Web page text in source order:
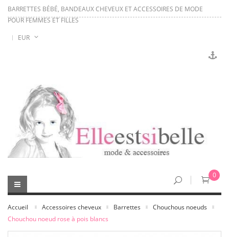
BARRETTES BÉBÉ, BANDEAUX CHEVEUX ET ACCESSOIRES DE MODE
POUR FEMMES ET FILLES
EUR
0
Accueil Accessoires cheveux Barrettes
Chouchous noeuds
Chouchou noeud rose à pois blancs